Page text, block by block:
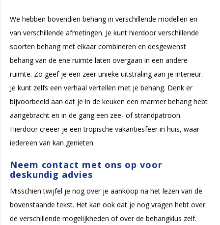
We hebben bovendien behang in verschillende modellen en
van verschillende afmetingen. Je kunt hierdoor verschillende
soorten behang met elkaar combineren en desgewenst
behang van de ene ruimte laten overgaan in een andere
ruimte. Zo geef je een zeer unieke uitstraling aan je interieur.
Je kunt zelfs een verhaal vertellen met je behang. Denk er
bijvoorbeeld aan dat je in de keuken een marmer behang hebt
aangebracht en in de gang een zee- of strandpatroon.
Hierdoor creëer je een tropische vakantiesfeer in huis, waar
iedereen van kan genieten.
Neem contact met ons op voor
deskundig advies
Misschien twijfel je nog over je aankoop na het lezen van de
bovenstaande tekst. Het kan ook dat je nog vragen hebt over
de verschillende mogelijkheden of over de behangklus zelf.